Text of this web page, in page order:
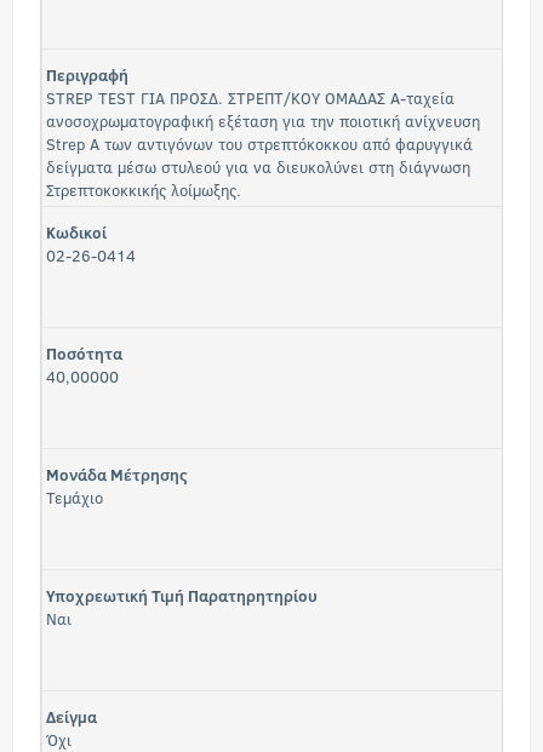
Περιγραφή
STREP TEST ΓΙΑ ΠΡΟΣΔ. ΣΤΡΕΠΤ/ΚΟΥ ΟΜΑΔΑΣ Α-ταχεία
ανοσοχρωματογραφική εξέταση για την ποιοτική ανίχνευση
Strep A των αντιγόνων του στρεπτόκοκκου από φαρυγγικά
δείγματα μέσω στυλεού για να διευκολύνει στη διάγνωση
Στρεπτοκοκκικής λοίμωξης.
Κωδικοί
02-26-0414
Ποσότητα
40,00000
Μονάδα Μέτρησης
Τεμάχιο
Υποχρεωτική Τιμή Παρατηρητηρίου
Ναι
Δείγμα
Όχι